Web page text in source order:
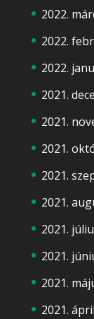
2022.
2022.
2022.
2021.
2021.
2021.
2021.
2021.
2021.
2021.
2021.
2021.